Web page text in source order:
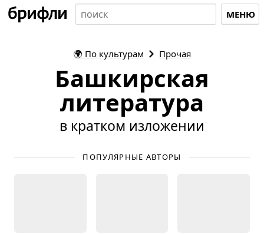
МЕНЮ
🌍 По культурам Прочая
Башкирская
литература
в кратком изложении
ПОПУЛЯРНЫЕ АВТОРЫ